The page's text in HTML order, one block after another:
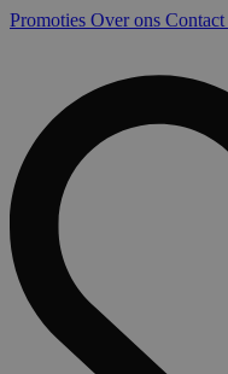
Promoties Over ons Contact